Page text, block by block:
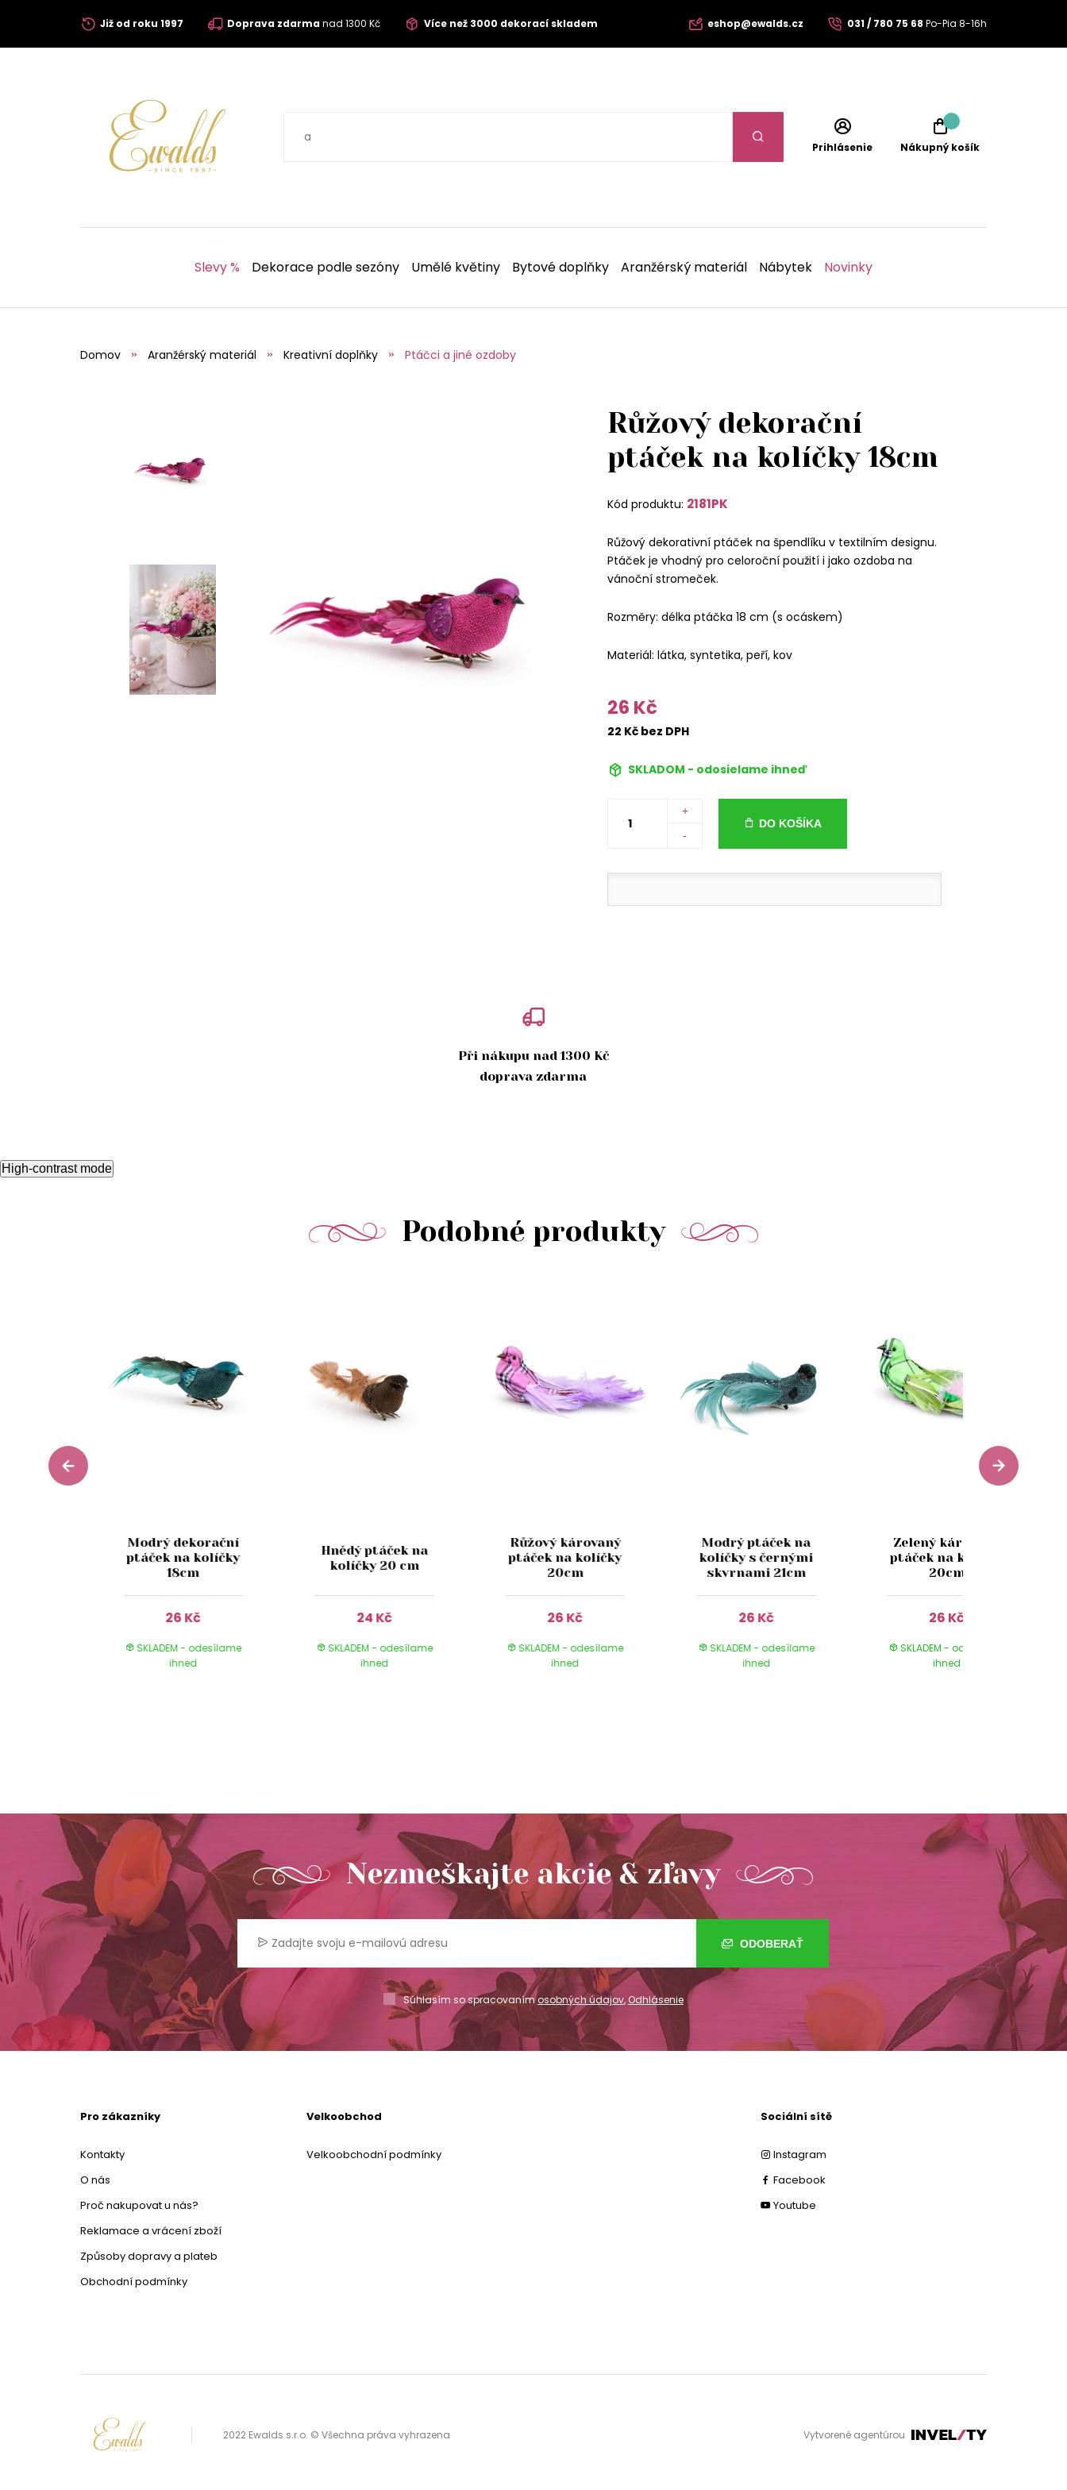
Již od roku 1997 Doprava zdarmanad 1300 Kč Více než 3000 dekorací skladem eshop@ewalds.cz 031 / 780 75 68 Po-Pia 8-16h
Prihlásenie Nákupný košík
Slevy % Dekorace podle sezóny Umělé květiny Bytové doplňky Aranžérský materiál Nábytek Novinky
Domov Aranžérský materiál Kreativní doplňky Ptáčci a jiné ozdoby
Růžový dekorační
ptáček na kolíčky 18cm
Kód produktu: 2181PK
Růžový dekorativní ptáček na špendlíku v textilním designu.
Ptáček je vhodný pro celoroční použití i jako ozdoba na
vánoční stromeček.
Rozměry: délka ptáčka 18 cm (s ocáskem)
Materiál: látka, syntetika, peří, kov
26 Kč
22 Kč bez DPH
SKLADOM - odosielame ihneď
+
-
DO KOŠÍKA
Při nákupu nad 1300 Kč
doprava zdarma
High-contrast mode
Podobné produkty
Modrý dekorační
ptáček na kolíčky
18cm
26 Kč
SKLADEM - odesílame
ihned
Hnědý ptáček na
kolíčky 20 cm
24 Kč
SKLADEM - odesílame
ihned
Růžový károvaný
ptáček na kolíčky
20cm
26 Kč
SKLADEM - odesílame
ihned
Modrý ptáček na
kolíčky s černými
skvrnami 21cm
26 Kč
SKLADEM - odesílame
ihned
Zelený károvaný
ptáček na kolíčky
20cm
26 Kč
SKLADEM - odesílame
ihned
Nezmeškajte akcie & zľavy
ODOBERAŤ
Súhlasím so spracovanímosobných údajov,Odhlásenie
Pro zákazníky
Kontakty
O nás
Proč nakupovat u nás?
Reklamace a vrácení zboží
Způsoby dopravy a plateb
Obchodní podmínky
Velkoobchod
Velkoobchodní podmínky
Sociální sítě
Instagram
Facebook
Youtube
2022 Ewalds s.r.o. © Všechna práva vyhrazena Vytvorené agentúrou